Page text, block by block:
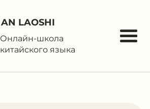
AN LAOSHI
Онлайн-школа
китайского языка